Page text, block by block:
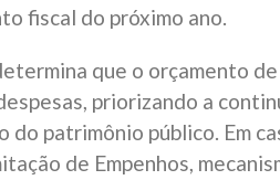
fiscal do próximo ano.
que o orçamento
priorizando a
do patrimônio público. Em
de Empenhos,